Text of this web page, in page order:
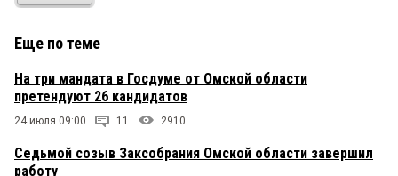
Еще по теме
На три мандата в Госдуме от Омской области
претендуют 26 кандидатов
24 июля 09:00 11 2910
Седьмой созыв Заксобрания Омской области завершил
работу